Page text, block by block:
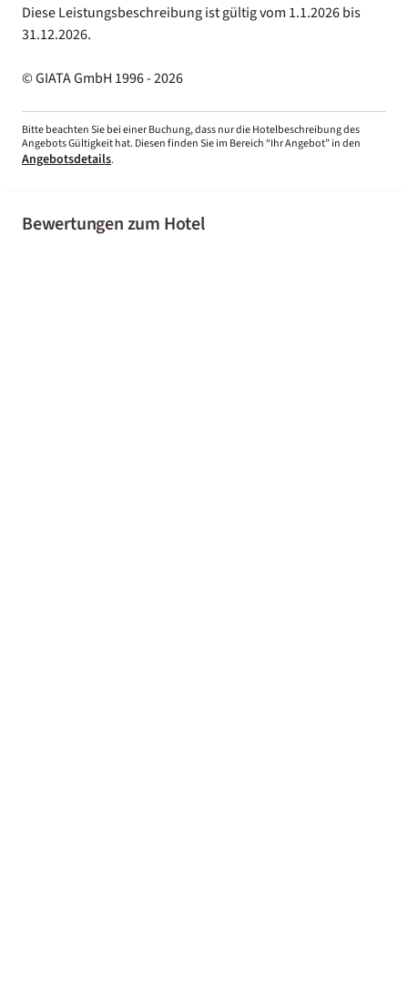
Diese Leistungsbeschreibung ist gültig vom 1.1.2026 bis
31.12.2026.
© GIATA GmbH 1996 - 2026
Bitte beachten Sie bei einer Buchung, dass nur die Hotelbeschreibung des
Angebots Gültigkeit hat. Diesen finden Sie im Bereich “Ihr Angebot” in den
Angebotsdetails.
Bewertungen zum Hotel